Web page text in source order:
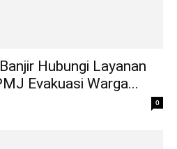
Hubungi Layanan
Evakuasi Warga...
0